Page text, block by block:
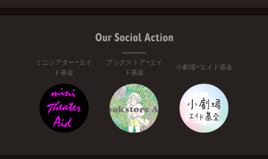
Our Social Action
ミニシアター・エイ
ド基金
ブックストア・エイ
ド基金
小劇場・エイド基金